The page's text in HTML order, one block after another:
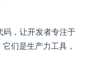
，让开发者专注于
们是生产力工具，